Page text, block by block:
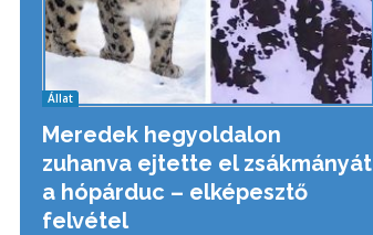
Állat
Meredek hegyoldalon
zuhanva ejtette el zsákmányát
a hópárduc – elképesztő
felvétel